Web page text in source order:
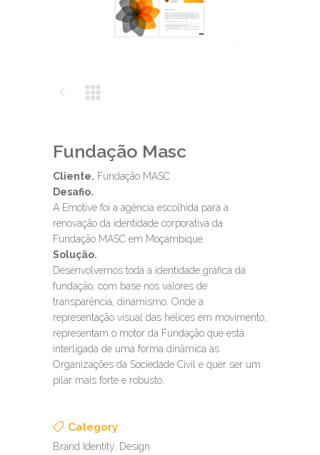
Fundação Masc
Cliente. Fundação MASC
Desafio.
A Emotive foi a agência escolhida para a
renovação da identidade corporativa da
Fundação MASC em Moçambique.
Solução.
Desenvolvemos toda a identidade gráfica da
fundação, com base nos valores de
transparência, dinamismo. Onde a
representação visual das hélices em movimento,
representam o motor da Fundação que está
interligada de uma forma dinâmica às
Organizações da Sociedade Civil e quer ser um
pilar mais forte e robusto.
Category
Brand Identity, Design